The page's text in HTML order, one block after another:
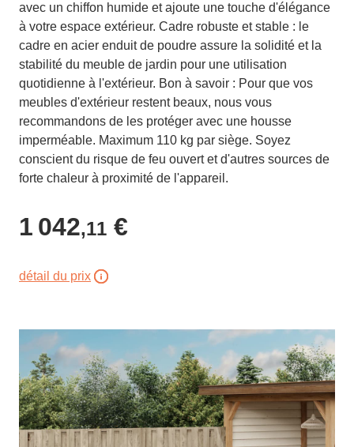
avec un chiffon humide et ajoute une touche d'élégance
à votre espace extérieur. Cadre robuste et stable : le
cadre en acier enduit de poudre assure la solidité et la
stabilité du meuble de jardin pour une utilisation
quotidienne à l'extérieur. Bon à savoir : Pour que vos
meubles d'extérieur restent beaux, nous vous
recommandons de les protéger avec une housse
imperméable. Maximum 110 kg par siège. Soyez
conscient du risque de feu ouvert et d'autres sources de
forte chaleur à proximité de l'appareil.
1 042,11 €
détail du prix